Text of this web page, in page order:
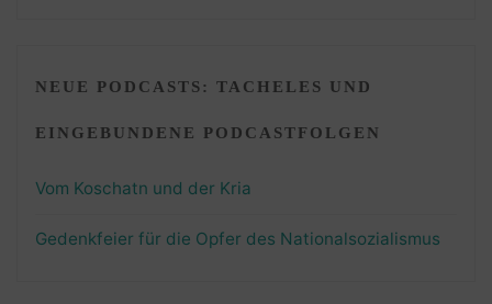
NEUE PODCASTS: TACHELES UND
EINGEBUNDENE PODCASTFOLGEN
Vom Koschatn und der Kria
Gedenkfeier für die Opfer des Nationalsozialismus